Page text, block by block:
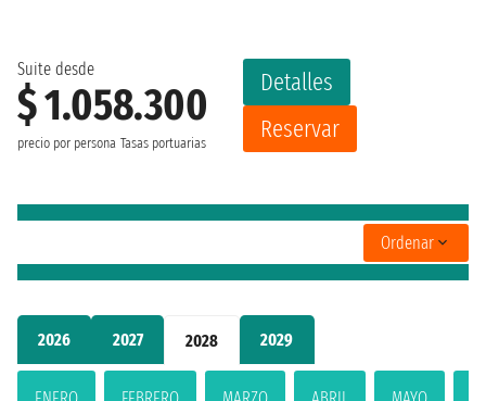
2026 2027 2028 2029
Suite desde
$ 1.058.300
precio por persona Tasas portuarias
Detalles
Reservar
Ordenar